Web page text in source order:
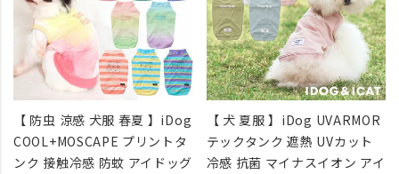
【 防虫 涼感 犬服 春夏 】iDog
COOL+MOSCAPE プリントタ
ンク 接触冷感 防蚊 アイドッグ
【 犬 夏服 】iDog UVARMOR
テックタンク 遮熱 UVカット
冷感 抗菌 マイナスイオン アイ